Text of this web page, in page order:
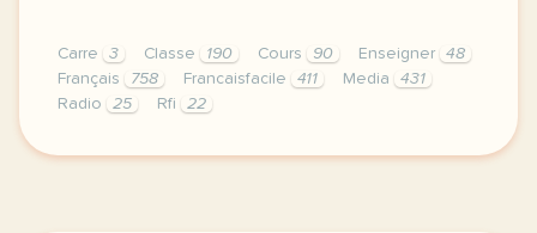
Carre 3 Classe 190 Cours 90 Enseigner
48
Français
758 Francaisfacile 411 Media
431
Radio
25 Rfi 22
nos formations apprendre et enseigner avec la